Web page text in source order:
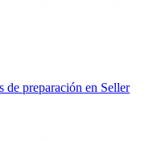
de preparación en Seller